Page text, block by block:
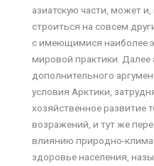
азиатскую части, может
строиться на совсем
с имеющимися наиболее
мировой практики. Далее
дополнительного
условия Арктики,
хозяйственное развитие
возражений, и тут же
влиянию природно-
здоровье населения,